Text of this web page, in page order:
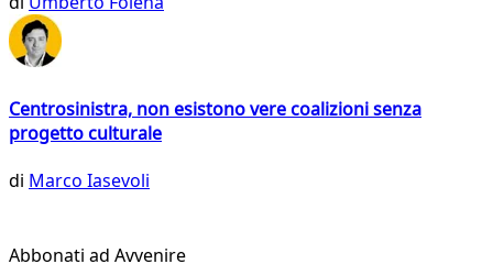
Centrosinistra, non esistono vere coalizioni senza
progetto culturale
di Marco Iasevoli
Abbonati ad Avvenire